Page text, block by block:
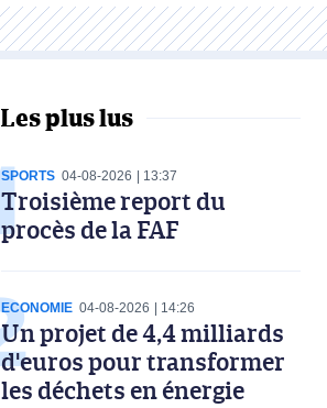
Les plus lus
SPORTS 04-08-2026 13:37
Troisième report du
procès de la FAF
ECONOMIE 04-08-2026 14:26
Un projet de 4,4 milliards
d'euros pour transformer
les déchets en énergie